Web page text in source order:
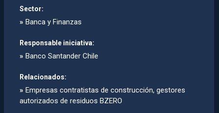
Sector:
» Banca y Finanzas
Responsable iniciativa:
» Banco Santander Chile
Relacionados:
» Empresas contratistas de construcción, gestores
autorizados de residuos BZERO